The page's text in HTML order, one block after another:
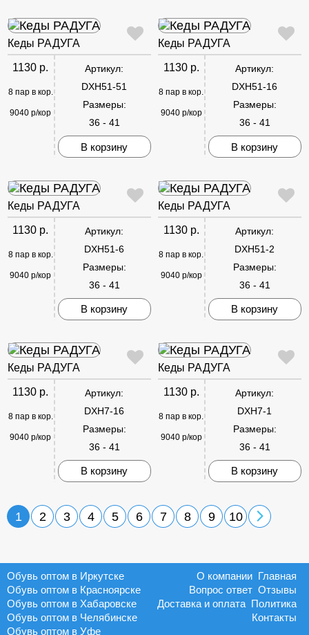
Кеды РАДУГА
1130 р.
8 пар в кор.
9040 р/кор
Артикул:
DXH51-51
Размеры:
36 - 41
В корзину
Кеды РАДУГА
1130 р.
8 пар в кор.
9040 р/кор
Артикул:
DXH51-16
Размеры:
36 - 41
В корзину
Кеды РАДУГА
1130 р.
8 пар в кор.
9040 р/кор
Артикул:
DXH51-6
Размеры:
36 - 41
В корзину
Кеды РАДУГА
1130 р.
8 пар в кор.
9040 р/кор
Артикул:
DXH51-2
Размеры:
36 - 41
В корзину
Кеды РАДУГА
1130 р.
8 пар в кор.
9040 р/кор
Артикул:
DXH7-16
Размеры:
36 - 41
В корзину
Кеды РАДУГА
1130 р.
8 пар в кор.
9040 р/кор
Артикул:
DXH7-1
Размеры:
36 - 41
В корзину
1 2 3 4 5 6 7 8 9 10
Обувь оптом в Иркутске
Обувь оптом в Красноярске
Обувь оптом в Хабаровске
Обувь оптом в Челябинске
Обувь оптом в Уфе
Главная
О компании
Отзывы
Вопрос ответ
Политика
Доставка и оплата
Контакты